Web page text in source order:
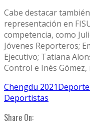
Cabe destacar
representación en
competencia, como
Jóvenes Reporteros;
Ejecutivo; Tatiana
Control e Inés Gómez,
Chengdu 2021
Deportistas
Share On: